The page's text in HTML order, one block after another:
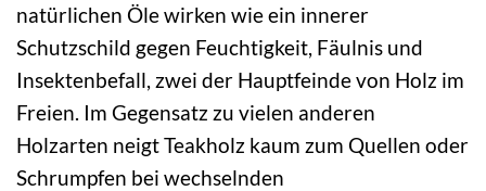
natürlichen Öle wirken wie ein innerer
Schutzschild gegen Feuchtigkeit, Fäulnis und
Insektenbefall, zwei der Hauptfeinde von Holz im
Freien. Im Gegensatz zu vielen anderen
Holzarten neigt Teakholz kaum zum Quellen oder
Schrumpfen bei wechselnden